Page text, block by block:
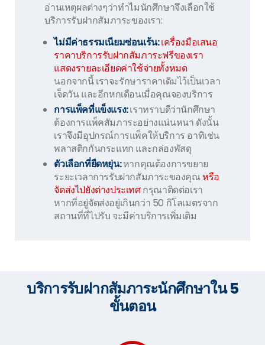
อ่านเหตุผลต่างๆว่าทำไมนักศึกษาจึงเลือกใช้
บริการรับฝากสัมภาระของเรา:
ไม่มีค่าธรรมเนียมซ่อนเร้น:เครื่องมือเสนอ
ราคาบริการรับฝากสัมภาระฟรีของเรา
แสดงรายละเอียดค่าใช้จ่ายทั้งหมด
นอกจากนี้ เราจะรักษาราคาเดิมไว้เป็นเวลา
เจ็ดวัน และอีกหกเดือนเมื่อคุณจองบริการ
การแพ็คที่แข็งแรง:เราทราบดีว่านักศึกษา
ต้องการแพ็คสัมภาระอย่างแน่นหนา ดังนั้น
เราจึงมีอุปกรณ์การแพ็คให้บริการ อาทิเช่น
พลาสติกกันกระแทก และกล่องพัสดุ
ตัวเลือกที่ยืดหยุ่น:หากคุณต้องการขยาย
ระยะเวลาการรับฝากสัมภาระของคุณหรือ
จัดส่งไปยังต่างประเทศกรุณาติดต่อเรา
หากที่อยู่จัดส่งอยู่เกินกว่า 50 กิโลเมตรจาก
สถานที่ที่ไปรับ จะมีค่าบริการเพิ่มเติม
บริการรับฝากสัมภาระนักศึกษาใน 5
ขั้นตอน